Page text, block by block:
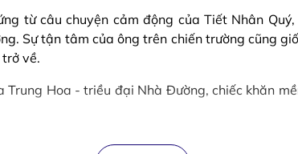
từ câu chuyện cảm động của Tiết Nhân
Sự tận tâm của ông trên chiến trường cũng
về.
Hoa - triều đại Nhà Đường, chiếc khăn